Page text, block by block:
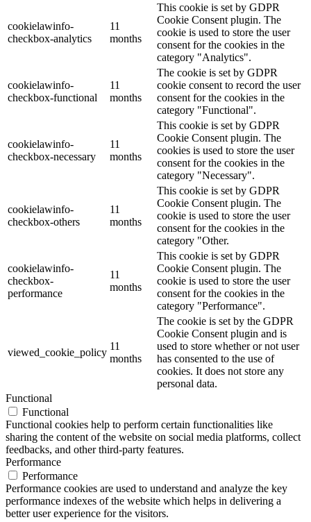
cookielawinfo-
checkbox-analytics
11
months
This cookie is set by GDPR
Cookie Consent plugin. The
cookie is used to store the user
consent for the cookies in the
category "Analytics".
cookielawinfo-
checkbox-functional
11
months
The cookie is set by GDPR
cookie consent to record the user
consent for the cookies in the
category "Functional".
cookielawinfo-
checkbox-necessary
11
months
This cookie is set by GDPR
Cookie Consent plugin. The
cookies is used to store the user
consent for the cookies in the
category "Necessary".
cookielawinfo-
checkbox-others
11
months
This cookie is set by GDPR
Cookie Consent plugin. The
cookie is used to store the user
consent for the cookies in the
category "Other.
cookielawinfo-
checkbox-
performance
11
months
This cookie is set by GDPR
Cookie Consent plugin. The
cookie is used to store the user
consent for the cookies in the
category "Performance".
viewed_cookie_policy
11
months
The cookie is set by the GDPR
Cookie Consent plugin and is
used to store whether or not user
has consented to the use of
cookies. It does not store any
personal data.
Functional
Functional
Functional cookies help to perform certain functionalities like
sharing the content of the website on social media platforms, collect
feedbacks, and other third-party features.
Performance
Performance
Performance cookies are used to understand and analyze the key
performance indexes of the website which helps in delivering a
better user experience for the visitors.